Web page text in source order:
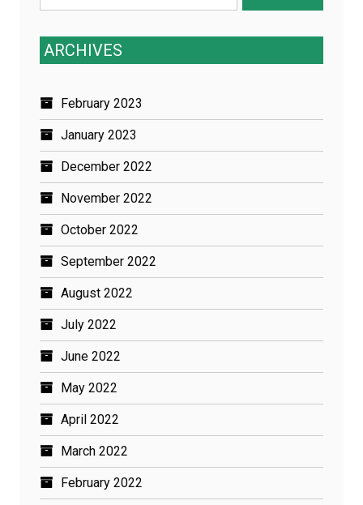
for:
ARCHIVES
February 2023
January 2023
December 2022
November 2022
October 2022
September 2022
August 2022
July 2022
June 2022
May 2022
April 2022
March 2022
February 2022